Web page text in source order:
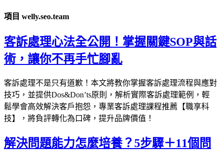
項目 welly.seo.team
客訴處理心法全公開！掌握關鍵SOP與話
術，讓你不再手忙腳亂
客訴處理不是只有道歉！本文將教你掌握客訴處理流程與應對
技巧，並提供Dos&Don’ts原則，解析實際客訴處理範例，輕
鬆學會高效解決客戶抱怨，專業客訴處理課程推薦【職享科
技】，將負評轉化為口碑，提升品牌價值！
解決問題能力怎麼培養？5步驟＋11個問